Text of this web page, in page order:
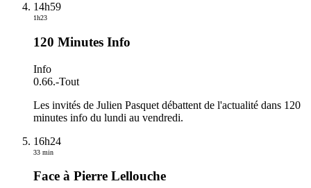
14h59
1h23
120 Minutes Info
Info
0.66.-Tout
Les invités de Julien Pasquet débattent de l'actualité dans 120
minutes info du lundi au vendredi.
16h24
33 min
Face à Pierre Lellouche